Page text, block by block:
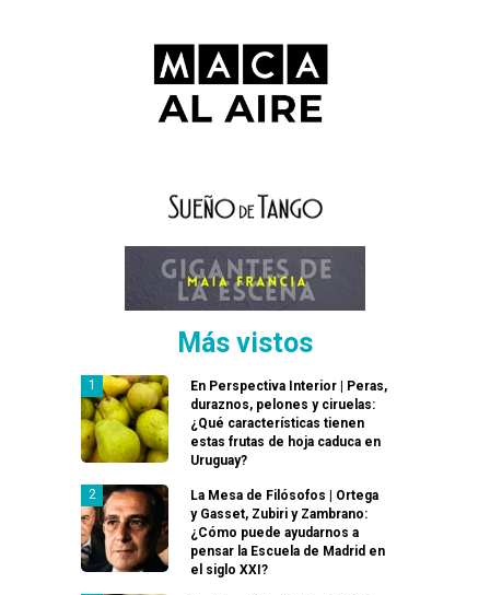
Más vistos
En Perspectiva Interior | Peras,
duraznos, pelones y ciruelas:
¿Qué características tienen
estas frutas de hoja caduca en
Uruguay?
La Mesa de Filósofos | Ortega
y Gasset, Zubiri y Zambrano:
¿Cómo puede ayudarnos a
pensar la Escuela de Madrid en
el siglo XXI?